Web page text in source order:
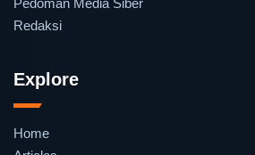
Pedoman Media Siber
Redaksi
Explore
Home